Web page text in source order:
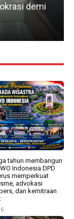
Irigasi
tahun membangun
Indonesia DPD
memperkuat
advokasi
dan kemitraan